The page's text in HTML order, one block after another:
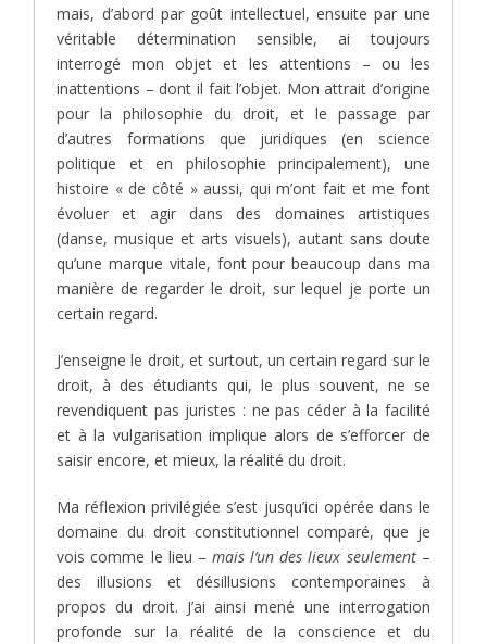
mais, d’abord par goût intellectuel, ensuite par une
véritable détermination sensible, ai toujours
interrogé mon objet et les attentions – ou les
inattentions – dont il fait l’objet. Mon attrait d’origine
pour la philosophie du droit, et le passage par
d’autres formations que juridiques (en science
politique et en philosophie principalement), une
histoire « de côté » aussi, qui m’ont fait et me font
évoluer et agir dans des domaines artistiques
(danse, musique et arts visuels), autant sans doute
qu’une marque vitale, font pour beaucoup dans ma
manière de regarder le droit, sur lequel je porte un
certain regard.
J’enseigne le droit, et surtout, un certain regard sur le
droit, à des étudiants qui, le plus souvent, ne se
revendiquent pas juristes : ne pas céder à la facilité
et à la vulgarisation implique alors de s’efforcer de
saisir encore, et mieux, la réalité du droit.
Ma réflexion privilégiée s’est jusqu’ici opérée dans le
domaine du droit constitutionnel comparé, que je
vois comme le lieu – mais l’un des lieux seulement–
des illusions et désillusions contemporaines à
propos du droit. J’ai ainsi mené une interrogation
profonde sur la réalité de la conscience et du